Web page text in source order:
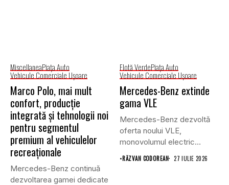
MiscellaneaPiaţa Auto
Vehicule Comerciale Uşoare
Marco Polo, mai mult
confort, producție
integrată și tehnologii noi
pentru segmentul
premium al vehiculelor
recreaționale
Mercedes-Benz continuă
dezvoltarea gamei dedicate
Flotă VerdePiaţa Auto
Vehicule Comerciale Uşoare
Mercedes-Benz extinde
gama VLE
Mercedes-Benz dezvoltă
oferta noului VLE,
monovolumul electric
premium care își propune
să...
•RĂZVAN CODOREAN 27 IULIE 2026